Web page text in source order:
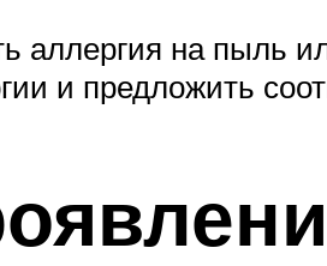
аллергия на пыль
и предложить